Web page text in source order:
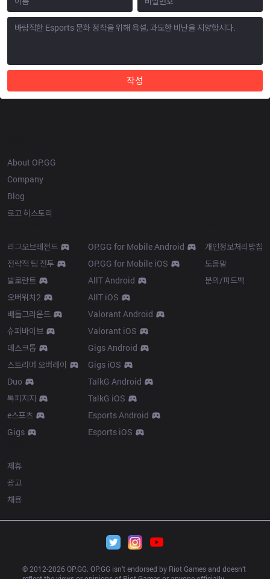
작성
About OP.GG
Company
Blog
로고 히스토리
리그오브레전드
전략적 팀 전투
발로란트
오버워치2
배틀그라운드
슈퍼바이브
데스크톱
스트리머 오버레이
Duo
톡피지지
e스포츠
Gigs
OP.GG for Mobile Android
OP.GG for Mobile iOS
AllT Android
AllT iOS
Valorant Android
Valorant iOS
Gigs Android
Gigs iOS
TalkG Android
TalkG iOS
Esports Android
Esports iOS
개인정보처리방침
도움말
문의/피드백
제휴
광고
채용
© 2012-2026 OP.GG. OP.GG isn’t endorsed by Riot Games and doesn’t